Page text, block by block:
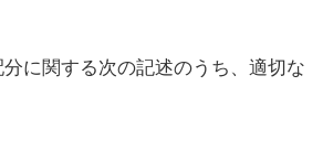
分に関する次の記述のうち、適切な